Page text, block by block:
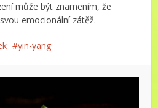
může být znamením, že
emocionální zátěž.
yin-yang